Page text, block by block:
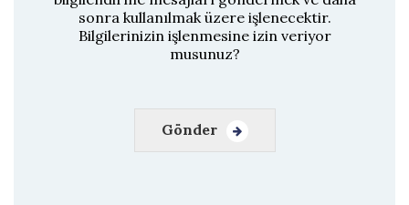
sonra kullanılmak üzere işlenecektir.
Bilgilerinizin işlenmesine izin veriyor
musunuz?
Gönder